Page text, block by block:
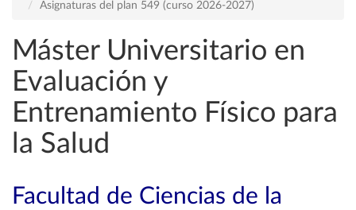
Asignaturas del plan 549 (curso 2026-2027)
Máster Universitario en
Evaluación y
Entrenamiento Físico para
la Salud
Facultad de Ciencias de la